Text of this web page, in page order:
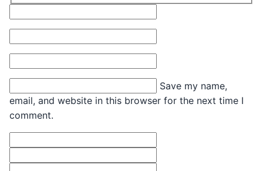
Save my name,
email, and website in this browser for the next time I
comment.